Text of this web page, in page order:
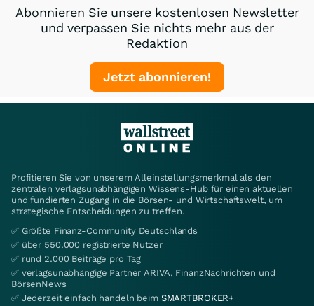
Abonnieren Sie unsere kostenlosen Newsletter
und verpassen Sie nichts mehr aus der
Redaktion
Jetzt abonnieren!
Profitieren Sie von unserem Alleinstellungsmerkmal als den
zentralen verlagsunabhängigen Wissens-Hub für einen aktuellen
und fundierten Zugang in die Börsen- und Wirtschaftswelt, um
strategische Entscheidungen zu treffen.
✅ Größte Finanz-Community Deutschlands
✅ über 550.000 registrierte Nutzer
✅ rund 2.000 Beiträge pro Tag
✅ verlagsunabhängige Partner ARIVA, FinanzNachrichten und
BörsenNews
✅ Jederzeit einfach handeln beim SMARTBROKER+